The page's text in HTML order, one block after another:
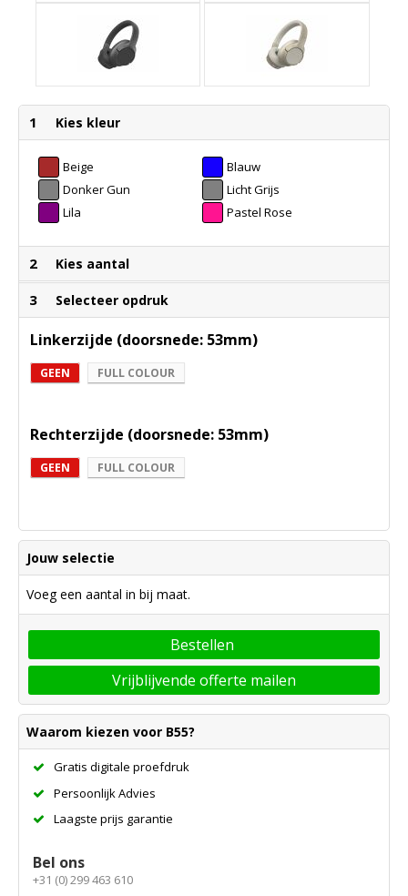
1 Kies kleur
Beige
Blauw
Donker Gun
Metal
Licht Grijs
Lila
Pastel Rose
2 Kies aantal
3 Selecteer opdruk
Linkerzijde (doorsnede: 53mm)
GEEN FULL COLOUR
Rechterzijde (doorsnede: 53mm)
GEEN FULL COLOUR
Jouw selectie
Voeg een aantal in bij maat.
Bestellen
Vrijblijvende offerte mailen
Waarom kiezen voor B55?
Gratis digitale proefdruk
Persoonlijk Advies
Laagste prijs garantie
Bel ons
+31 (0) 299 463 610